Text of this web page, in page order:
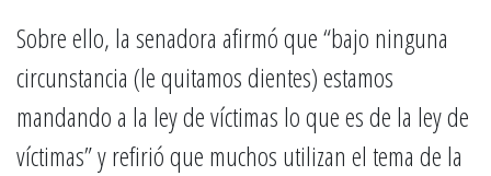
Sobre ello, la senadora afirmó que “bajo ninguna
circunstancia (le quitamos dientes) estamos
mandando a la ley de víctimas lo que es de la ley de
víctimas” y refirió que muchos utilizan el tema de la